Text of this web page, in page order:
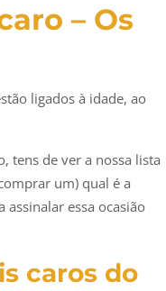
– Os
ligados à idade, ao
tens de ver a nossa lista
um) qual é a
assinalar essa ocasião
caros do